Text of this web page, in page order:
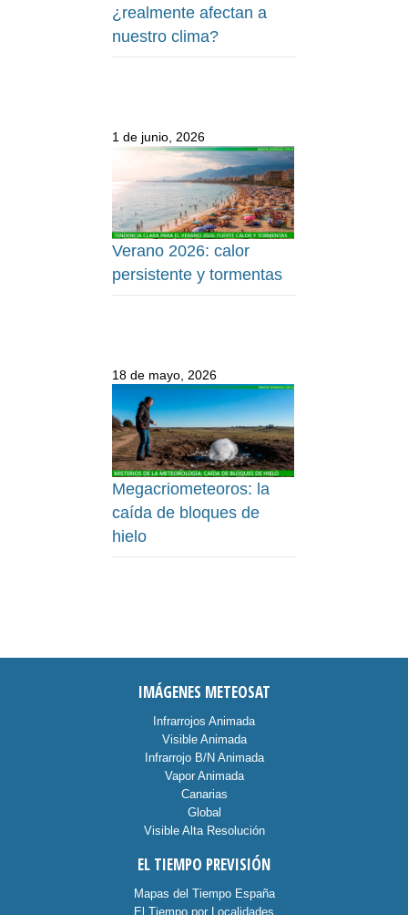
¿realmente afectan a
nuestro clima?
1 de junio, 2026
Verano 2026: calor
persistente y tormentas
18 de mayo, 2026
Megacriometeoros: la
caída de bloques de
hielo
IMÁGENES METEOSAT
Infrarrojos Animada
Visible Animada
Infrarrojo B/N Animada
Vapor Animada
Canarias
Global
Visible Alta Resolución
EL TIEMPO PREVISIÓN
Mapas del Tiempo España
El Tiempo por Localidades